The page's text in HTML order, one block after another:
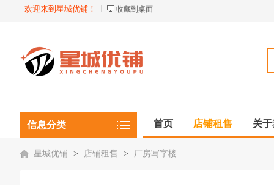
欢迎来到星城优铺！ 收藏到桌面
信息分类 首页 店铺租售 关
星城优铺 > 店铺租售 > 厂房写字楼